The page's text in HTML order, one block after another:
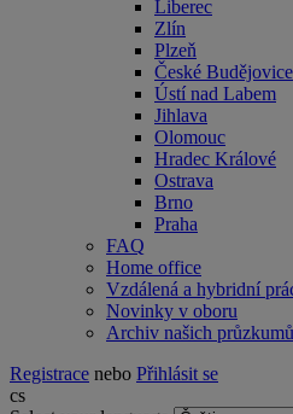
Liberec
Zlín
Plzeň
České Budějovice
Ústí nad Labem
Jihlava
Olomouc
Hradec Králové
Ostrava
Brno
Praha
FAQ
Home office
Vzdálená a hybridní
Novinky v oboru
Archiv našich průzkumů
Registrace nebo Přihlásit se
cs